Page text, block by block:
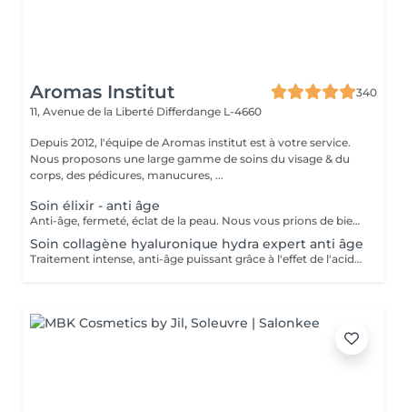
Aromas Institut
340
11, Avenue de la Liberté Differdange L-4660
Depuis 2012, l'équipe de Aromas institut est à votre service.
Nous proposons une large gamme de soins du visage & du
corps, des pédicures, manucures, ...
Soin élixir - anti âge
Anti-âge, fermeté, éclat de la peau. Nous vous prions de bien vouloir respecter votre rendez-vous. En prenant rendez-vous, vous occupez une place, dont une autre personne aurait éventuellement besoin. Tout rendez-vous non annulé 24h en avance, est susceptible d'être facturé. (Si vous ne pouvez pas vous présenter à votre RDV, proposez-le éventuellement à un proche ou à un ami) Toute l'équipe de Aromas Institut vous remercie pour votre respect et votre compréhension.
Soin collagène hyaluronique hydra expert anti âge
Traitement intense, anti-âge puissant grâce à l'effet de l'acide hyaluronique. Repulpe les ridules, apporte de l'éclat au teint, la peau parait plus lisse. Nous vous prions de bien vouloir respecter votre rendez-vous. En prenant rendez-vous, vous occupez une place, dont une autre personne aurait éventuellement besoin. Tout rendez-vous non annulé 24h en avance, est susceptible d'être facturé. (Si vous ne pouvez pas vous présenter à votre RDV, proposez-le éventuellement à un proche ou à un ami) Toute l'équipe de Aromas Institut vous remercie pour votre respect et votre compréhension.